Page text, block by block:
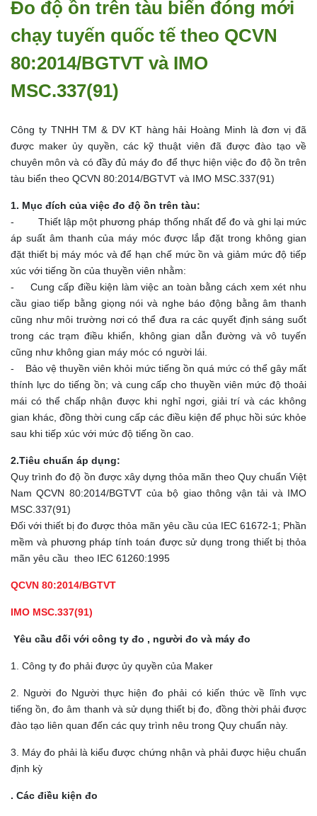
Đo độ ồn trên tàu biển đóng mới
chạy tuyến quốc tế theo QCVN
80:2014/BGTVT và IMO
MSC.337(91)
Công ty TNHH TM & DV KT hàng hải Hoàng Minh là đơn vị đã
được maker ủy quyền, các kỹ thuật viên đã được đào tạo về
chuyên môn và có đầy đủ máy đo để thực hiện việc đo độ ồn trên
tàu biển theo QCVN 80:2014/BGTVT và IMO MSC.337(91)
1. Mục đích của việc đo độ ồn trên tàu:
- Thiết lập một phương pháp thống nhất để đo và ghi lại mức
áp suất âm thanh của máy móc được lắp đặt trong không gian
đặt thiết bị máy móc và để hạn chế mức ồn và giảm mức độ tiếp
xúc với tiếng ồn của thuyền viên nhằm:
- Cung cấp điều kiện làm việc an toàn bằng cách xem xét nhu
cầu giao tiếp bằng giọng nói và nghe báo động bằng âm thanh
cũng như môi trường nơi có thể đưa ra các quyết định sáng suốt
trong các trạm điều khiển, không gian dẫn đường và vô tuyến
cũng như không gian máy móc có người lái.
- Bảo vệ thuyền viên khỏi mức tiếng ồn quá mức có thể gây mất
thính lực do tiếng ồn; và cung cấp cho thuyền viên mức độ thoải
mái có thể chấp nhận được khi nghỉ ngơi, giải trí và các không
gian khác, đồng thời cung cấp các điều kiện để phục hồi sức khỏe
sau khi tiếp xúc với mức độ tiếng ồn cao.
2.Tiêu chuẩn áp dụng:
Quy trình đo độ ồn được xây dựng thỏa mãn theo Quy chuẩn Việt
Nam QCVN 80:2014/BGTVT của bộ giao thông vận tải và IMO
MSC.337(91)
Đối với thiết bị đo được thỏa mãn yêu cầu của IEC 61672-1; Phần
mềm và phương pháp tính toán được sử dụng trong thiết bị thỏa
mãn yêu cầu theo IEC 61260:1995
QCVN 80:2014/BGTVT
IMO MSC.337(91)
Yêu cầu đối với công ty đo , người đo và máy đo
1. Công ty đo phải được ủy quyền của Maker
2. Người đo Người thực hiện đo phải có kiến thức về lĩnh vực
tiếng ồn, đo âm thanh và sử dụng thiết bị đo, đồng thời phải được
đào tạo liên quan đến các quy trình nêu trong Quy chuẩn này.
3. Máy đo phải là kiểu được chứng nhận và phải được hiệu chuẩn
định kỳ
. Các điều kiện đo